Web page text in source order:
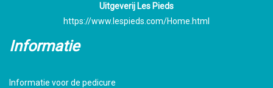
Uitgeverij Les Pieds
https://www.lespieds.com/Home.html
Informatie
Informatie voor de pedicure